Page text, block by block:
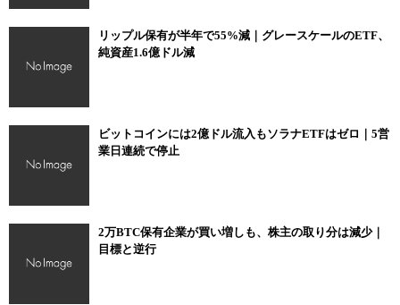
リップル保有が半年で55%減｜グレースケールのETF、
純資産1.6億ドル減
ビットコインには2億ドル流入もソラナETFはゼロ｜5営
業日連続で停止
2万BTC保有企業が買い増しも、株主の取り分は減少｜
目標と逆行